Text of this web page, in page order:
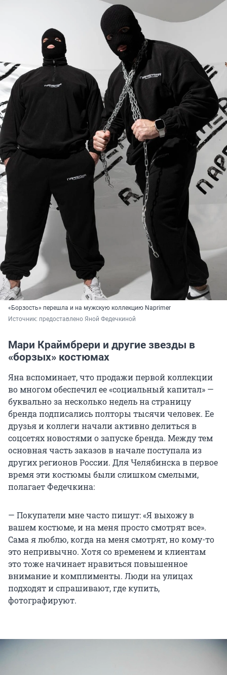
«Борзость» перешла и на мужскую коллекцию Naprimer
Источник: предоставлено Яной Федечкиной
Мари Краймбрери и другие звезды в
«борзых» костюмах
Яна вспоминает, что продажи первой коллекции
во многом обеспечил ее «социальный капитал» —
буквально за несколько недель на страницу
бренда подписались полторы тысячи человек. Ее
друзья и коллеги начали активно делиться в
соцсетях новостями о запуске бренда. Между тем
основная часть заказов в начале поступала из
других регионов России. Для Челябинска в первое
время эти костюмы были слишком смелыми,
полагает Федечкина:
— Покупатели мне часто пишут: «Я выхожу в
вашем костюме, и на меня просто смотрят все».
Сама я люблю, когда на меня смотрят, но кому-то
это непривычно. Хотя со временем и клиентам
это тоже начинает нравиться повышенное
внимание и комплименты. Люди на улицах
подходят и спрашивают, где купить,
фотографируют.